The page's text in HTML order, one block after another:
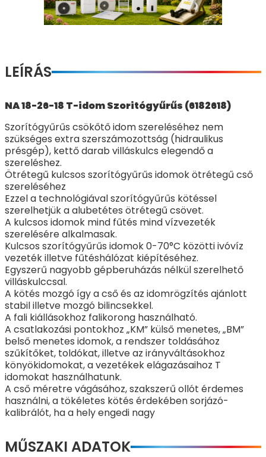
LEÍRÁS
NA 18-26-18 T-idom Szoritógyűrűs (6182618)
Szorítógyűrűs csökőtő idom szereléséhez nem
szükséges extra szerszámozottság (hidraulikus
présgép), kettő darab villáskulcs elegendő a
szereléshez.
Ötrétegű kulcsos szorítógyűrűs idomok ötrétegű cső
szereléséhez
Ezzel a technológiával szorítógyűrűs kötéssel
szerelhetjük a alubetétes ötrétegű csövet.
A kulcsos idomok mind fűtés mind vízvezeték
szerelésére alkalmasak.
Kulcsos szorítógyűrűs idomok 0-70°C közötti ivóvíz
vezeték illetve fűtéshálózat kiépítéséhez.
Egyszerű nagyobb gépberuházás nélkül szerelhető
villáskulccsal.
A kötés mozgó így a cső és az idomrögzítés ajánlott
stabil illetve mozgó bilincsekkel.
A fali kiállásokhoz falikorong használható.
A csatlakozási pontokhoz „KM” külső menetes, „BM”
belső menetes idomok, a rendszer toldásához
szűkítőket, toldókat, illetve az irányváltásokhoz
könyökidomokat, a vezetékek elágazásaihoz T
idomokat használhatunk.
A cső méretre vágásához, szakszerű ollót érdemes
használni, a tökéletes kötés érdekében sorjázó-
kalibrálót, ha a hely engedi nagy
MŰSZAKI ADATOK